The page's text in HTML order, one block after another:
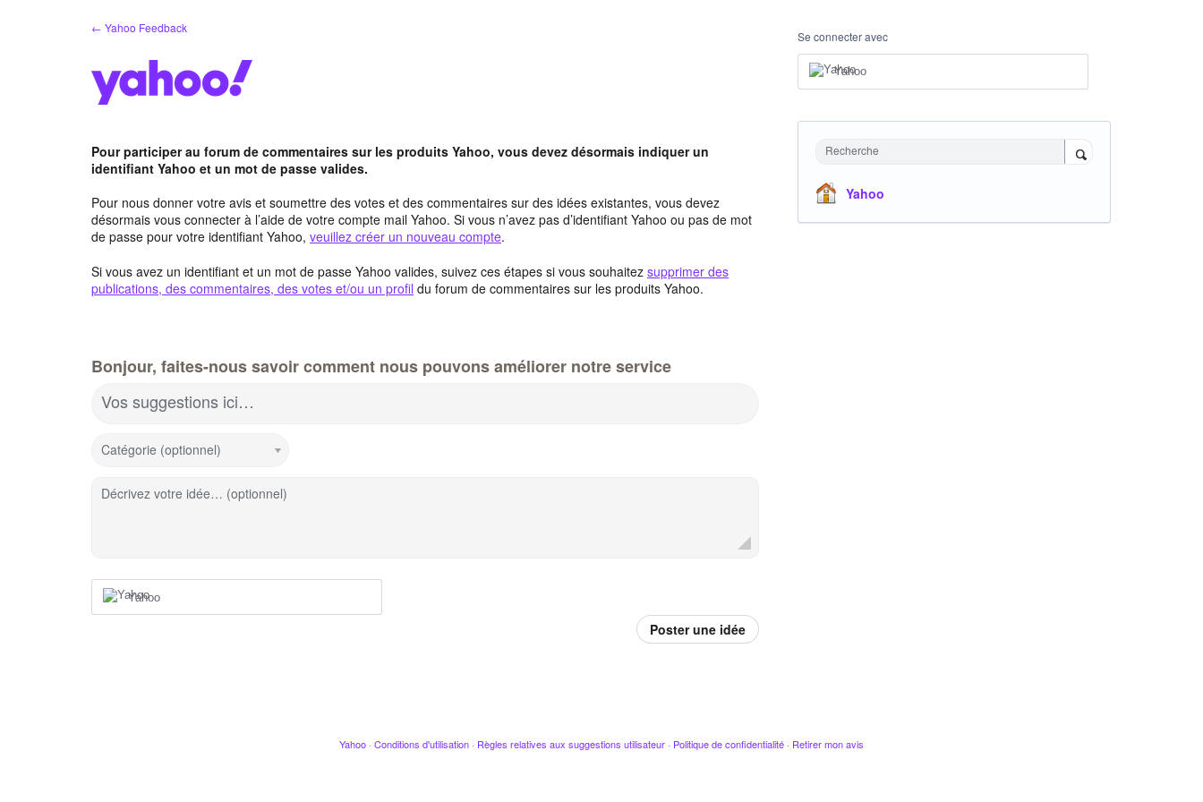
← Yahoo Feedback
Pour participer au forum de commentaires sur les produits Yahoo, vous devez désormais indiquer un
identifiant Yahoo et un mot de passe valides.
Pour nous donner votre avis et soumettre des votes et des commentaires sur des idées existantes, vous devez
désormais vous connecter à l’aide de votre compte mail Yahoo. Si vous n’avez pas d’identifiant Yahoo ou pas de mot
de passe pour votre identifiant Yahoo, veuillez créer un nouveau compte.
Si vous avez un identifiant et un mot de passe Yahoo valides, suivez ces étapes si vous souhaitez supprimer des
publications, des commentaires, des votes et/ou un profil du forum de commentaires sur les produits Yahoo.
Bonjour, faites-nous savoir comment nous pouvons améliorer notre service
Vos suggestions ici…
Catégorie (optionnel)
Décrivez votre idée… (optionnel)
Yahoo
Poster une idée
Se connecter avec
Yahoo
Recherche
Yahoo
Yahoo · Conditions d'utilisation · Règles relatives aux suggestions utilisateur · Politique de confidentialité · Retirer mon avis